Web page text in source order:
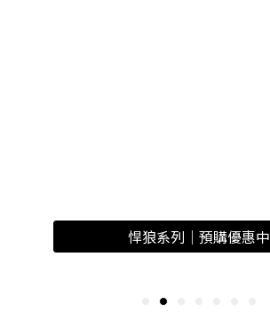
悍狼系列｜預購優惠中